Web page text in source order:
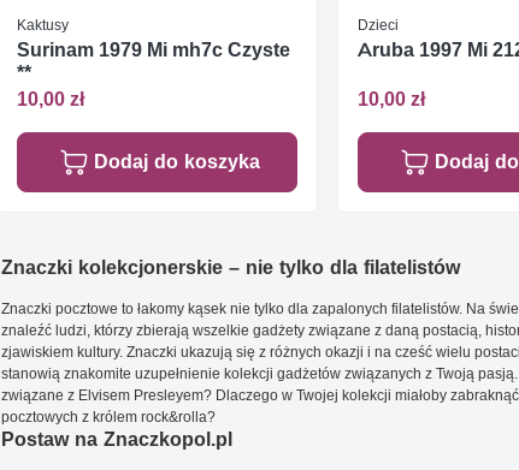
Kaktusy
Surinam 1979 Mi mh7c Czyste
**
10,00 zł
Dodaj do koszyka
Dzieci
Aruba 1997 Mi
10,00 zł
Dodaj
Znaczki kolekcjonerskie – nie tylko dla filatelistów
Znaczki pocztowe to łakomy kąsek nie tylko dla zapalonych filatelistów. Na
znaleźć ludzi, którzy zbierają wszelkie gadżety związane z daną postacią,
zjawiskiem kultury. Znaczki ukazują się z różnych okazji i na cześć wielu
stanowią znakomite uzupełnienie kolekcji gadżetów związanych z Twoją
związane z Elvisem Presleyem? Dlaczego w Twojej kolekcji miałoby
pocztowych z królem rock&rolla?
Postaw na Znaczkopol.pl